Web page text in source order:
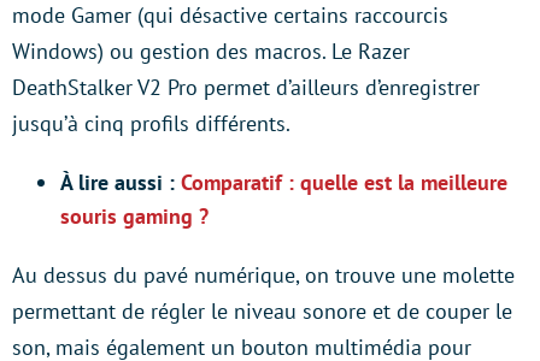
mode Gamer (qui désactive certains raccourcis
Windows) ou gestion des macros. Le Razer
DeathStalker V2 Pro permet d’ailleurs d’enregistrer
jusqu’à cinq profils différents.
À lire aussi : Comparatif : quelle est la meilleure
souris gaming ?
Au dessus du pavé numérique, on trouve une molette
permettant de régler le niveau sonore et de couper le
son, mais également un bouton multimédia pour